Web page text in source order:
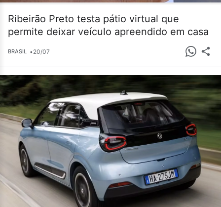
Ribeirão Preto testa pátio virtual que
permite deixar veículo apreendido em casa
BRASIL •20/07